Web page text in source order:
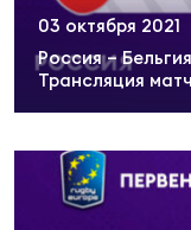
Россия –
Трансляция
03 октября 2021